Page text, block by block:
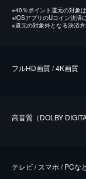
※40％ポイント還元の対象
※iOSアプリのUコイン決済
※還元の対象外となる決済
フルHD画質 / 4K画質
⾼⾳質（DOLBY
テレビ / スマホ / PCな